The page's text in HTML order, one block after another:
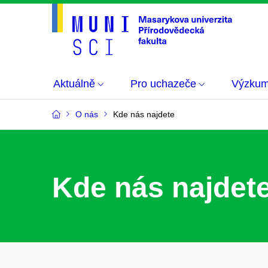
Aktuálně Pro uchazeče
O nás Kde nás najdete
Kde nás